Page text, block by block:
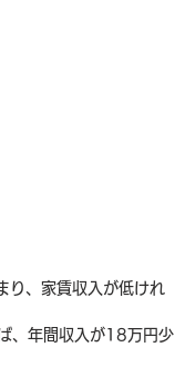
、家賃収入が低けれ
、年間収入が18万円少